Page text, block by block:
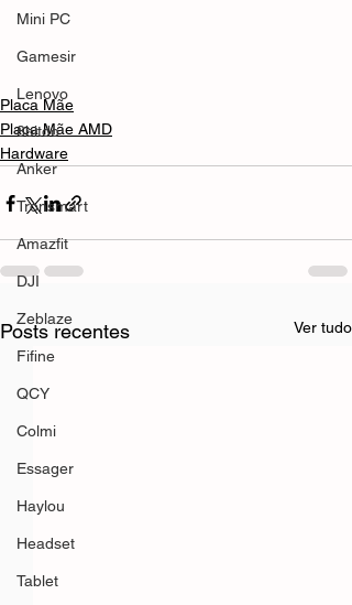
Mini PC
Gamesir
Lenovo
8bitdo
Anker
Tronsmart
Amazfit
DJI
Zeblaze
Fifine
QCY
Colmi
Essager
Haylou
Headset
Tablet
Placa Mãe
Placa Mãe AMD
Hardware
Posts recentes Ver tudo